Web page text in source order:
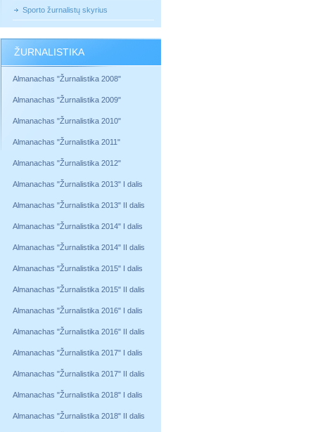
Sporto žurnalistų skyrius
ŽURNALISTIKA
Almanachas "Žurnalistika 2008"
Almanachas "Žurnalistika 2009"
Almanachas "Žurnalistika 2010"
Almanachas "Žurnalistika 2011"
Almanachas "Žurnalistika 2012"
Almanachas "Žurnalistika 2013" I dalis
Almanachas "Žurnalistika 2013" II dalis
Almanachas "Žurnalistika 2014" I dalis
Almanachas "Žurnalistika 2014" II dalis
Almanachas "Žurnalistika 2015" I dalis
Almanachas "Žurnalistika 2015" II dalis
Almanachas "Žurnalistika 2016" I dalis
Almanachas "Žurnalistika 2016" II dalis
Almanachas "Žurnalistika 2017" I dalis
Almanachas "Žurnalistika 2017" II dalis
Almanachas "Žurnalistika 2018" I dalis
Almanachas "Žurnalistika 2018" II dalis